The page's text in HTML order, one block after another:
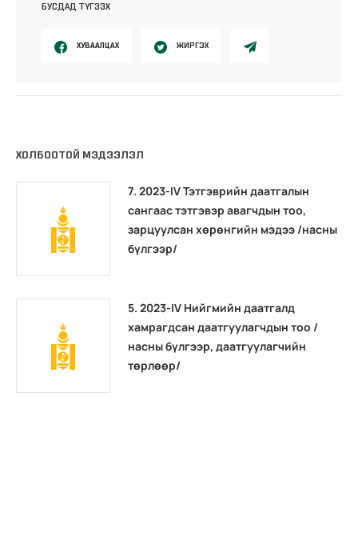
БУСДАД ТҮГЭЭХ
ХУВААЛЦАХ ЖИРГЭХ
ХОЛБООТОЙ МЭДЭЭЛЭЛ
7. 2023-IV Тэтгэврийн даатгалын
сангаас тэтгэвэр авагчдын тоо,
зарцуулсан хөрөнгийн мэдээ /насны
бүлгээр/
5. 2023-IV Нийгмийн даатгалд
хамрагдсан даатгуулагчдын тоо /
насны бүлгээр, даатгуулагчийн
төрлөөр/